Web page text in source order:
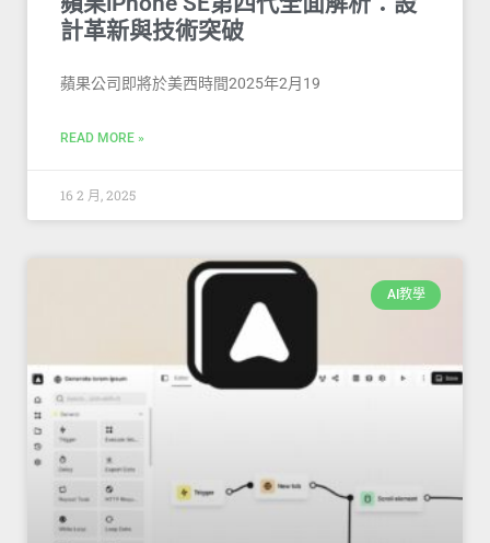
計革新與技術突破
蘋果公司即將於美西時間2025年2月19
READ MORE »
16 2 月, 2025
AI教學